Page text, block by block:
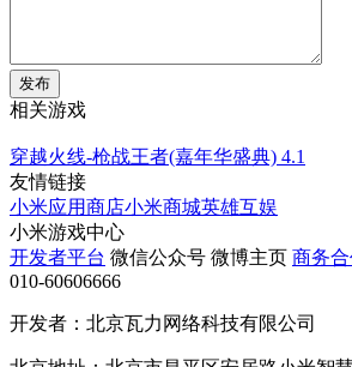
发布
相关游戏
穿越火线-枪战王者(嘉年华盛典) 4.1
友情链接
小米应用商店小米商城英雄互娱
小米游戏中心
开发者平台 微信公众号 微博主页 商务
010-60606666
开发者：北京瓦力网络科技有限公司